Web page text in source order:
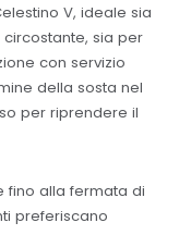
V, ideale sia
sia per
con servizio
della sosta nel
per riprendere il
fino alla fermata di
preferiscano